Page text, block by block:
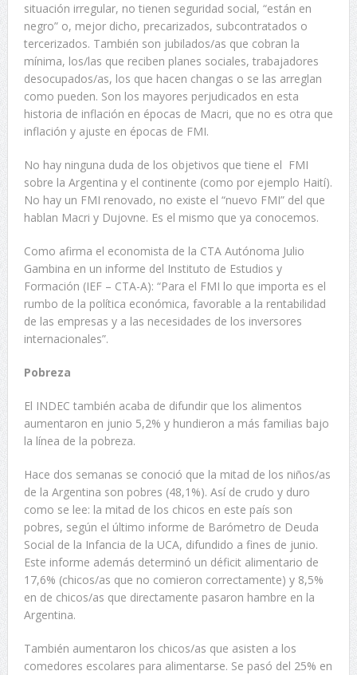
situación irregular, no tienen seguridad social, “están en
negro” o, mejor dicho, precarizados, subcontratados o
tercerizados. También son jubilados/as que cobran la
mínima, los/las que reciben planes sociales, trabajadores
desocupados/as, los que hacen changas o se las arreglan
como pueden. Son los mayores perjudicados en esta
historia de inflación en épocas de Macri, que no es otra que
inflación y ajuste en épocas de FMI.
No hay ninguna duda de los objetivos que tiene el FMI
sobre la Argentina y el continente (como por ejemplo Haití).
No hay un FMI renovado, no existe el “nuevo FMI” del que
hablan Macri y Dujovne. Es el mismo que ya conocemos.
Como afirma el economista de la CTA Autónoma Julio
Gambina en un informe del Instituto de Estudios y
Formación (IEF – CTA-A): “Para el FMI lo que importa es el
rumbo de la política económica, favorable a la rentabilidad
de las empresas y a las necesidades de los inversores
internacionales”.
Pobreza
El INDEC también acaba de difundir que los alimentos
aumentaron en junio 5,2% y hundieron a más familias bajo
la línea de la pobreza.
Hace dos semanas se conoció que la mitad de los niños/as
de la Argentina son pobres (48,1%). Así de crudo y duro
como se lee: la mitad de los chicos en este país son
pobres, según el último informe de Barómetro de Deuda
Social de la Infancia de la UCA, difundido a fines de junio.
Este informe además determinó un déficit alimentario de
17,6% (chicos/as que no comieron correctamente) y 8,5%
en de chicos/as que directamente pasaron hambre en la
Argentina.
También aumentaron los chicos/as que asisten a los
comedores escolares para alimentarse. Se pasó del 25% en